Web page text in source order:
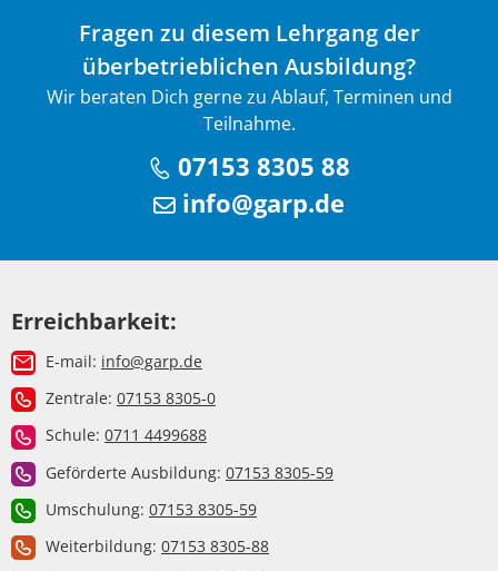
Fragen zu diesem Lehrgang der
überbetrieblichen Ausbildung?
Wir beraten Dich gerne zu Ablauf, Terminen und
Teilnahme.
07153 8305 88
info@garp.de
Erreichbarkeit:
E-mail: info@garp.de
Zentrale: 07153 8305-0
Schule: 0711 4499688
Geförderte Ausbildung: 07153 8305-59
Umschulung: 07153 8305-59
Weiterbildung: 07153 8305-88